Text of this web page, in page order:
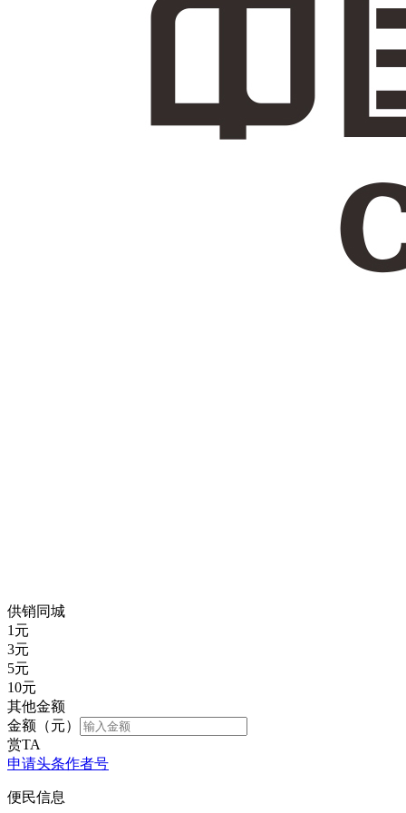
供销同城
1 元
3元
5元
10元
其他金额
金额（元）
赏TA
申请头条作者号
便民信息